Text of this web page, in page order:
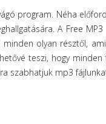
program. Néha
A Free
olyan résztől,
teszi, hogy
szabhatjuk mp3